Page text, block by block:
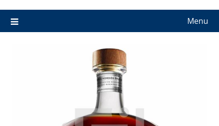
Menu